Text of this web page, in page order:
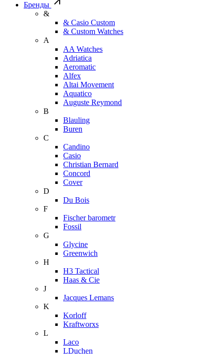
Бренды
&
& Casio Custom
& Custom Watches
A
AA Watches
Adriatica
Aeromatic
Alfex
Altai Movement
Aquatico
Auguste Reymond
B
Blauling
Buren
C
Candino
Casio
Christian Bernard
Concord
Cover
D
Du Bois
F
Fischer barometr
Fossil
G
Glycine
Greenwich
H
H3 Tactical
Haas & Cie
J
Jacques Lemans
K
Korloff
Kraftworxs
L
Laco
LDuchen